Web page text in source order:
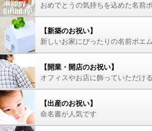
おめでとうの気持ちを込めた名前
【新築のお祝い】
新しいお家にぴったりの名前ポエ
【開業・開店のお祝い】
オフィスやお店に飾っていただけ
【出産のお祝い】
命名書が人気です